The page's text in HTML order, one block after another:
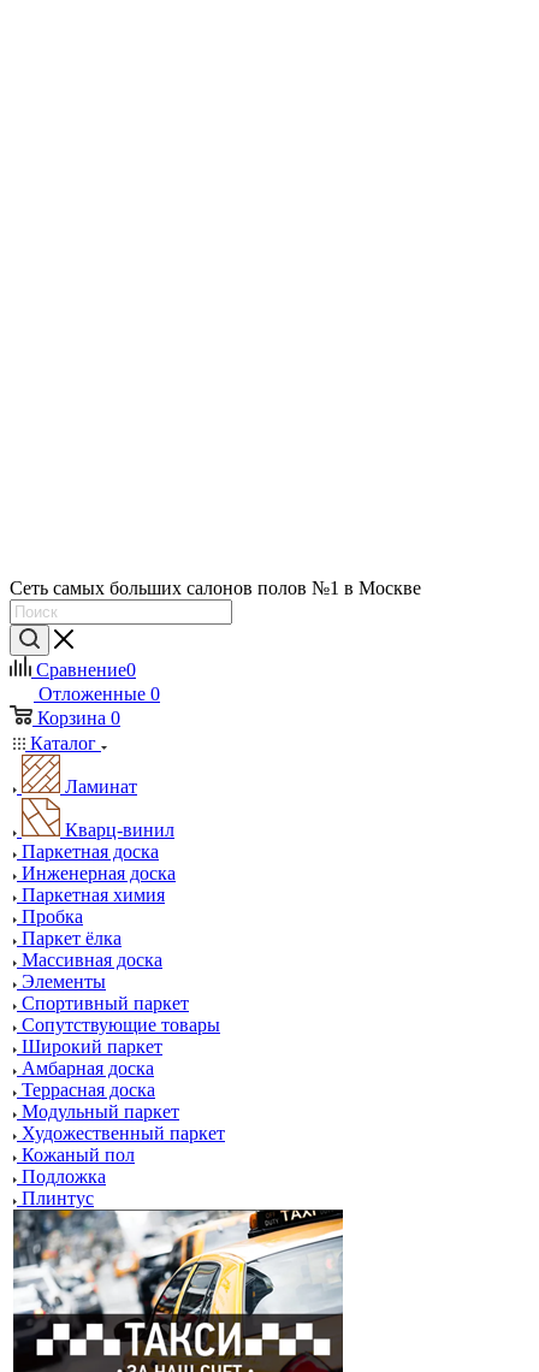
Сеть самых больших салонов полов №1 в Москве
Сравнение0
Отложенные 0
Корзина 0
Каталог
Ламинат
Кварц-винил
Паркетная доска
Инженерная доска
Паркетная химия
Пробка
Паркет ёлка
Массивная доска
Элементы
Спортивный паркет
Сопутствующие товары
Широкий паркет
Амбарная доска
Террасная доска
Модульный паркет
Художественный паркет
Кожаный пол
Подложка
Плинтус